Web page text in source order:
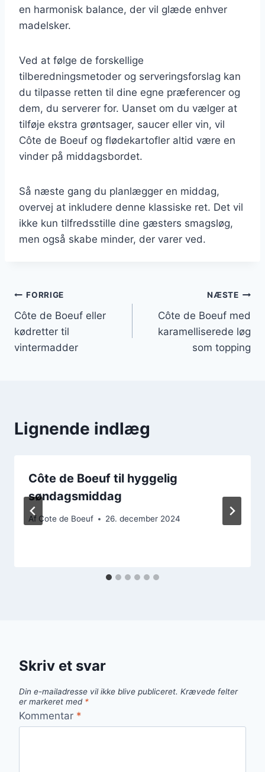
en harmonisk balance, der vil glæde enhver
madelsker.
Ved at følge de forskellige
tilberedningsmetoder og serveringsforslag kan
du tilpasse retten til dine egne præferencer og
dem, du serverer for. Uanset om du vælger at
tilføje ekstra grøntsager, saucer eller vin, vil
Côte de Boeuf og flødekartofler altid være en
vinder på middagsbordet.
Så næste gang du planlægger en middag,
overvej at inkludere denne klassiske ret. Det vil
ikke kun tilfredsstille dine gæsters smagsløg,
men også skabe minder, der varer ved.
Indlægsnavigation
FORRIGE
Côte de Boeuf eller
kødretter til
vintermadder
NÆSTE
Côte de Boeuf med
karamelliserede løg
som topping
Lignende indlæg
Côte de Boeuf til hyggelig
søndagsmiddag
Af Cote de Boeuf 26. december 2024
Skriv et svar
Din e-mailadresse vil ikke blive publiceret. Krævede felter
er markeret med *
Kommentar *